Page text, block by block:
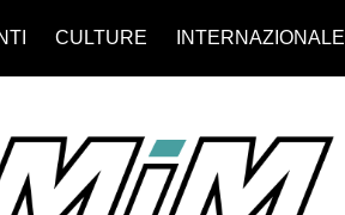
CULTURE INTERNAZIONALE